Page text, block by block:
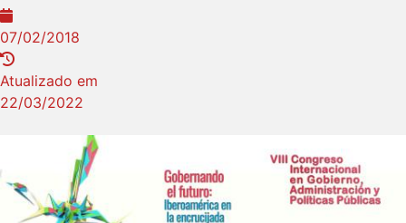
07/02/2018
Atualizado em
22/03/2022